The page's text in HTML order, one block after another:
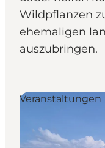
Wildpflanzen
ehemaligen
auszubringen.
Veranstaltungen